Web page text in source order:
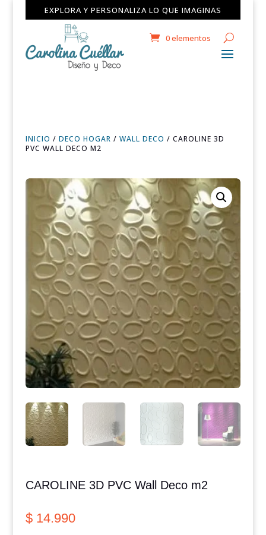
EXPLORA Y PERSONALIZA LO QUE IMAGINAS
0 elementos
INICIO / DECO HOGAR / WALL DECO / CAROLINE 3D
PVC WALL DECO M2
CAROLINE 3D PVC Wall Deco m2
$14.990